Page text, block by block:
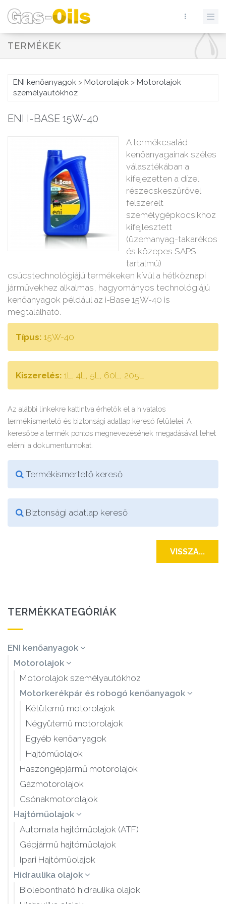
TERMÉKEK
ENI kenőanyagok > Motorolajok > Motorolajok
személyautókhoz
ENI I-BASE 15W-40
A termékcsalád
kenőanyagainak széles
választékában a
kifejezetten a dízel
részecskeszűrővel
felszerelt
személygépkocsikhoz
kifejlesztett
(üzemanyag-takarékos
és közepes SAPS
tartalmú)
csúcstechnológiájú termékeken kívül a hétköznapi
járművekhez alkalmas, hagyományos technológiájú
kenőanyagok például az i-Base 15W-40 is
megtalálható.
Típus: 15W-40
Kiszerelés: 1L, 4L, 5L, 60L, 205L
Az alábbi linkekre kattintva érhetők el a hivatalos
termékismertető és biztonsági adatlap kereső felületei. A
keresőbe a termék pontos megnevezésének megadásával lehet
elérni a dokumentumokat.
Termékismertető kereső
Biztonsági adatlap kereső
VISSZA...
TERMÉKKATEGÓRIÁK
ENI kenőanyagok
Motorolajok
Motorolajok személyautókhoz
Motorkerékpár és robogó kenőanyagok
Kétütemű motorolajok
Négyütemű motorolajok
Egyéb kenőanyagok
Hajtóműolajok
Haszongépjármű motorolajok
Gázmotorolajok
Csónakmotorolajok
Hajtóműolajok
Automata hajtóműolajok (ATF)
Gépjármű hajtóműolajok
Ipari Hajtóműolajok
Hidraulika olajok
Biolebontható hidraulika olajok